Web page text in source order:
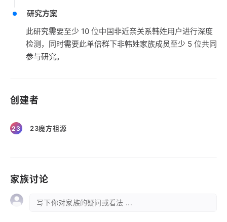
研究方案
此研究需要至少 10 位中国非近亲关系韩姓用户进行深度
检测，同时需要此单倍群下非韩姓家族成员至少 5 位共同
参与研究。
创建者
23 23魔方祖源
家族讨论
写下你对家族的疑问或看法 ...